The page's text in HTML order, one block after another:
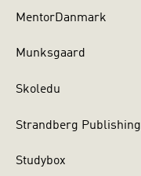
MentorDanmark
Munksgaard
Skoledu
Strandberg Publishing
Studybox